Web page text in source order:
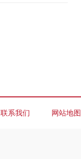
联系我们 网站地图